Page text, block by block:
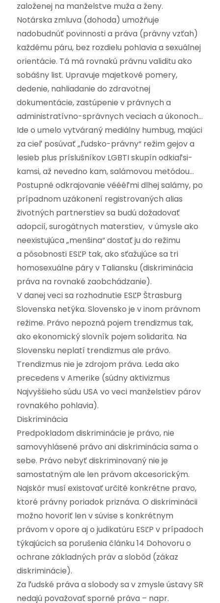
založenej na manželstve muža a ženy.
Notárska zmluva (dohoda) umožňuje
nadobudnúť povinnosti a práva (právny vzťah)
každému páru, bez rozdielu pohlavia a sexuálnej
orientácie. Tá má rovnakú právnu validitu ako
sobášny list. Upravuje majetkové pomery,
dedenie, nahliadanie do zdravotnej
dokumentácie, zastúpenie v právnych a
administratívno-správnych veciach a úkonoch…
Ide o umelo vytváraný mediálny humbug, majúci
za cieľ posúvať „ľudsko-právny“ režim gejov a
lesieb plus príslušníkov LGBTI skupín odkiaľsi-
kamsi, až nevedno kam, salámovou metódou…
Postupné odkrajovanie véééľmi dlhej salámy, po
prípadnom uzákonení registrovaných alias
životných partnerstiev sa budú dožadovať
adopcií, surogátnych materstiev, v úmysle ako
neexistujúca „menšina“ dostať ju do režimu
a pôsobnosti ESĽP tak, ako sťažujúce sa tri
homosexuálne páry v Taliansku (diskriminácia
práva na rovnaké zaobchádzanie).
V danej veci sa rozhodnutie ESĽP Štrasburg
Slovenska netýka. Slovensko je v inom právnom
režime. Právo nepozná pojem trendizmus tak,
ako ekonomický slovník pojem solidarita. Na
Slovensku neplatí trendizmus ale právo.
Trendizmus nie je zdrojom práva. Leda ako
precedens v Amerike (súdny aktivizmus
Najvyššieho súdu USA vo veci manželstiev párov
rovnakého pohlavia).
Diskriminácia
Predpokladom diskriminácie je právo, nie
samovyhlásené právo ani diskriminácia sama o
sebe. Právo nebyť diskriminovaný nie je
samostatným ale len právom akcesorickým.
Najskôr musí existovať určité konkrétne pravo,
ktoré právny poriadok priznáva. O diskriminácii
možno hovoriť len v súvise s konkrétnym
právom v opore aj o judikatúru ESĽP v prípadoch
týkajúcich sa porušenia článku 14 Dohovoru o
ochrane základných práv a slobôd (zákaz
diskriminácie).
Za ľudské práva a slobody sa v zmysle ústavy SR
nedajú považovať sporné práva – napr.